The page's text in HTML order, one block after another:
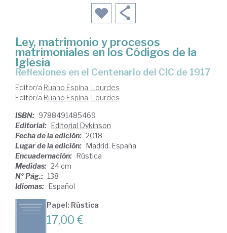
Ley, matrimonio y procesos
matrimoniales en los Códigos de la
Iglesia
reflexiones en el Centenario del CIC de 1917
Editor/a Ruano Espina, Lourdes
Editor/a Ruano Espina, Lourdes
ISBN: 9788491485469
Editorial: Editorial Dykinson
Fecha de la edición: 2018
Lugar de la edición: Madrid. España
Encuadernación: Rústica
Medidas: 24 cm
Nº Pág.: 138
Idiomas: Español
Papel: Rústica
17,00 €